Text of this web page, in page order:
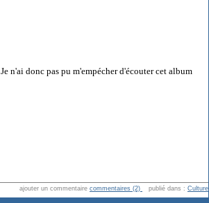
n'ai donc pas pu m'empécher d'écouter cet album
ajouter un commentaire commentaires (2) publié dans : Culture